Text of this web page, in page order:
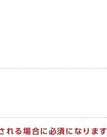
れる場合に必須になります